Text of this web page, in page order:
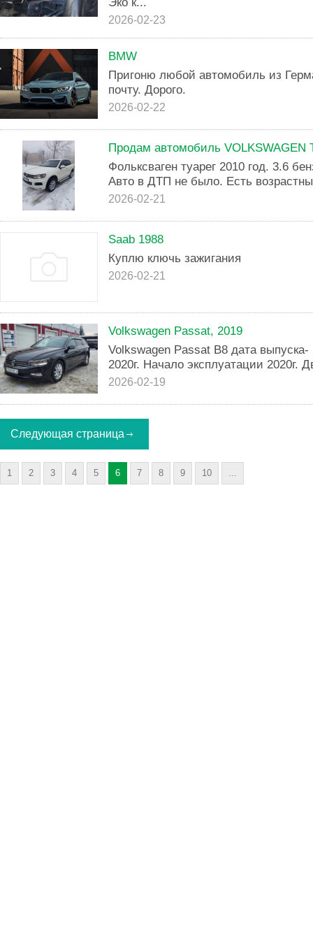
2026-02-23
BMW
Пригоню любой автомобиль из
почту. Дорого.
2026-02-22
Продам автомобиль VOLKSWAGEN
Фольксваген туарег 2010 год. 3.6
Авто в ДТП не было. Есть
2026-02-21
Saab 1988
Куплю ключь зажигания
2026-02-21
Volkswagen Passat, 2019
Volkswagen Passat B8 дата
2020г. Начало эксплуатации 2020г.
2026-02-19
Следующая страница
1 2 3 4 5 6 7 8 9 10 ...